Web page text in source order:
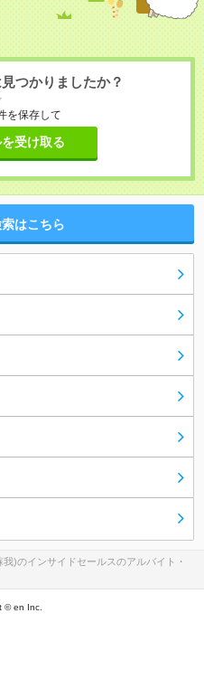
つかりましたか？
を保存して
受け取る
はこちら
我)のインサイドセールスのアルバイト・
© en Inc.